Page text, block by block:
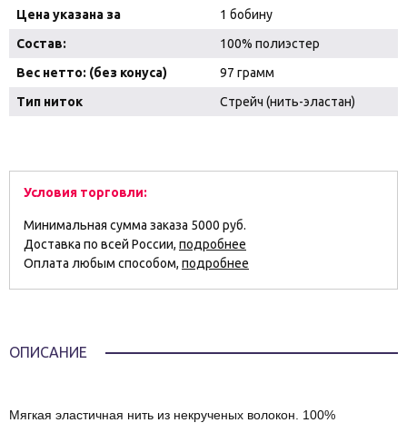
Цена указана за
1 бобину
Состав:
100% полиэстер
Вес нетто: (без конуса)
97 грамм
Тип ниток
Стрейч (нить-эластан)
Условия торговли:
Минимальная сумма заказа 5000 руб.
Доставка по всей России, подробнее
Оплата любым способом, подробнее
ОПИСАНИЕ
Мягкая эластичная нить из некрученых волокон. 100%